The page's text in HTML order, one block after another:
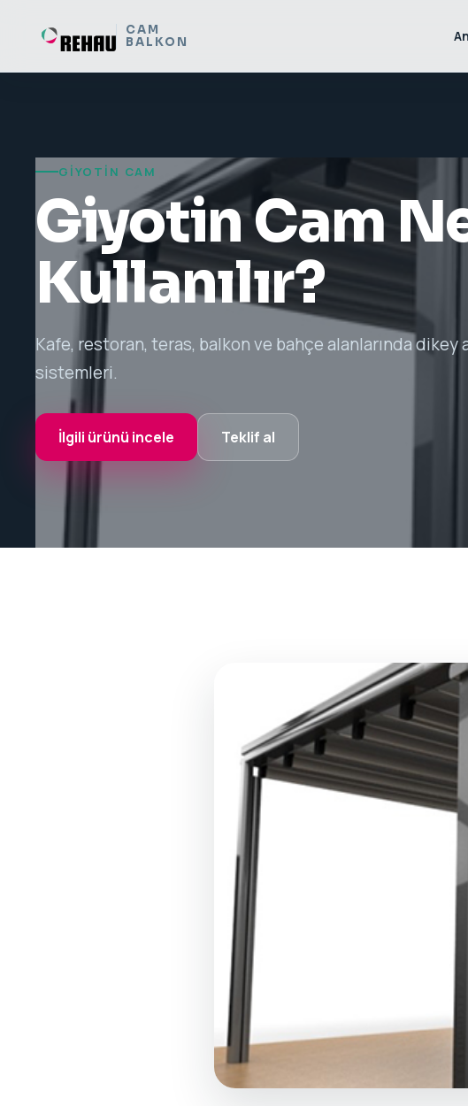
CAM
BALKON
GIYOTIN CAM
Giyotin Cam
Kullanılır?
Kafe, restoran, teras, balkon ve bahçe alanlarında dikey
sistemleri.
İlgili ürünü incele Teklif al